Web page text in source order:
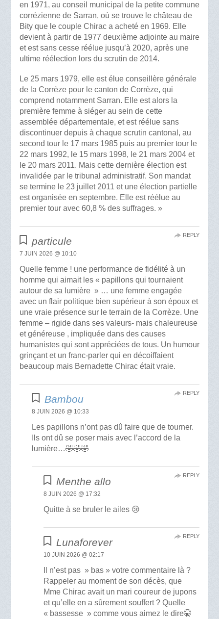
en 1971, au conseil municipal de la petite commune
corrézienne de Sarran, où se trouve le château de
Bity que le couple Chirac a acheté en 1969. Elle
devient à partir de 1977 deuxième adjointe au maire
et est sans cesse réélue jusqu’à 2020, après une
ultime réélection lors du scrutin de 2014.
Le 25 mars 1979, elle est élue conseillère générale
de la Corrèze pour le canton de Corrèze, qui
comprend notamment Sarran. Elle est alors la
première femme à siéger au sein de cette
assemblée départementale, et est réélue sans
discontinuer depuis à chaque scrutin cantonal, au
second tour le 17 mars 1985 puis au premier tour le
22 mars 1992, le 15 mars 1998, le 21 mars 2004 et
le 20 mars 2011. Mais cette dernière élection est
invalidée par le tribunal administratif. Son mandat
se termine le 23 juillet 2011 et une élection partielle
est organisée en septembre. Elle est réélue au
premier tour avec 60,8 % des suffrages. »
particule
7 JUIN 2026 @ 10:10
Quelle femme ! une performance de fidélité à un
homme qui aimait les « papillons qui tournaient
autour de sa lumière » … une femme engagée
avec un flair politique bien supérieur à son époux et
une vraie présence sur le terrain de la Corrèze. Une
femme – rigide dans ses valeurs- mais chaleureuse
et généreuse , impliquée dans des causes
humanistes qui sont appréciées de tous. Un humour
grinçant et un franc-parler qui en décoiffaient
beaucoup mais Bernadette Chirac était vraie.
REPLY
Bambou
8 JUIN 2026 @ 10:33
Les papillons n’ont pas dû faire que de tourner.
Ils ont dû se poser mais avec l’accord de la
lumière…🤣🤣🤣
REPLY
Menthe allo
8 JUIN 2026 @ 17:32
Quitte à se bruler le ailes 😢
REPLY
Lunaforever
10 JUIN 2026 @ 02:17
Il n’est pas » bas » votre commentaire là ?
Rappeler au moment de son décès, que
Mme Chirac avait un mari coureur de jupons
et qu’elle en a sûrement souffert ? Quelle
« bassesse » comme vous aimez le dire🤫
REPLY